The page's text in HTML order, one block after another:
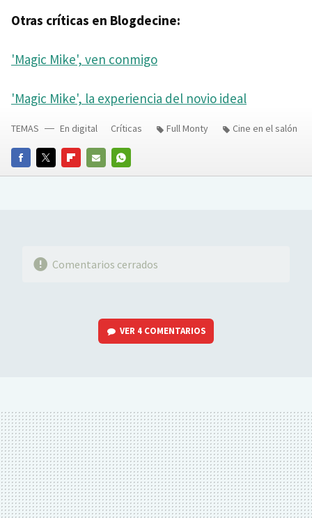
Otras críticas en Blogdecine:
'Magic Mike', ven conmigo
'Magic Mike', la experiencia del novio ideal
FACEBOOKTWITTERFLIPBOARD
E-
WHATSAPP
TEMAS En digital Críticas Full Monty Cine en el salón
Comentarios cerrados
VER 4 COMENTARIOS